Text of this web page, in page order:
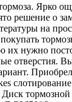
Ярко
решение о
на
их нужно
отверстия.